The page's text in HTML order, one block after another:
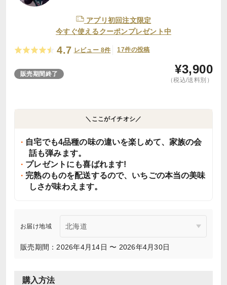
アプリ初回注文限定
今すぐ使えるクーポンプレゼント中
4.7 レビュー 8件 17件の投稿
販売期間終了 ¥3,900
（税込/送料別）
＼ここがイチオシ／
自宅でも4品種の味の違いを楽しめて、家族の会
話も弾みます。
プレゼントにも喜ばれます!
完熟のものを配送するので、いちごの本当の美味
しさが味わえます。
お届け地域
販売期間：2026年4月14日 〜 2026年4月30日
購入方法